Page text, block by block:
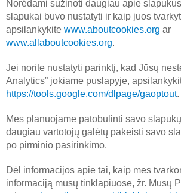
Norėdami sužinoti daugiau apie
slapukai buvo nustatyti ir kaip juos
apsilankykite www.aboutcookies.org ar
www.allaboutcookies.org.
Jei norite nustatyti parinktį, kad Jūsų
Analytics” jokiame puslapyje,
https://tools.google.com/dlpage/gaoptout.
Mes planuojame patobulinti savo
daugiau vartotojų galėtų pakeisti savo
po pirminio pasirinkimo.
Dėl informacijos apie tai, kaip mes
informaciją mūsų tinklapiuose, žr. Mūsų